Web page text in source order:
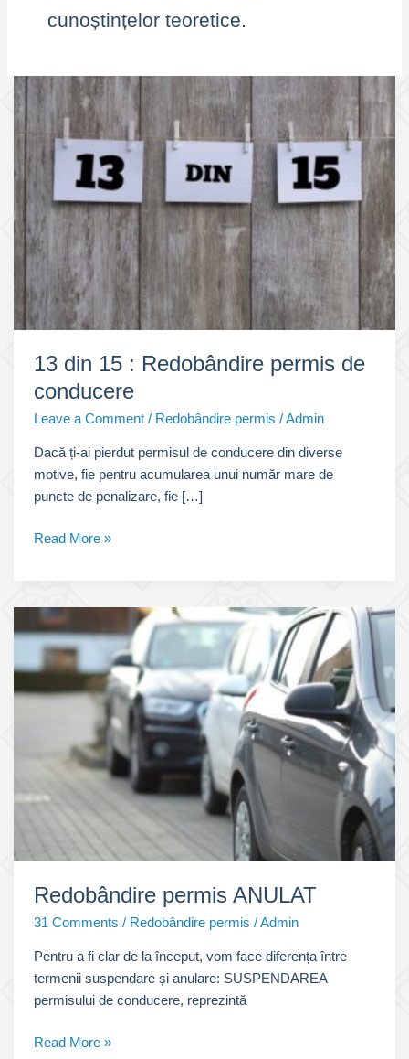
cunoștințelor teoretice.
13 din 15 : Redobândire permis de
conducere
Leave a Comment / Redobândire permis /Admin
Dacă ți-ai pierdut permisul de conducere din diverse
motive, fie pentru acumularea unui număr mare de
puncte de penalizare, fie […]
13
15
Redobândire
permis
de
conducere
Read More »
Redobândire permis ANULAT
31 Comments / Redobândire permis /Admin
Pentru a fi clar de la început, vom face diferența între
termenii suspendare și anulare: SUSPENDAREA
permisului de conducere, reprezintă
Redobândire
Read More »